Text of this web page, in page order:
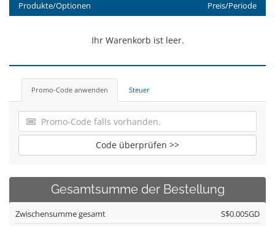
Produkte/Optionen Preis/Periode
Ihr Warenkorb ist leer.
Promo-Code anwenden Steuer
Code überprüfen >>
Gesamtsumme der Bestellung
Zwischensumme gesamt S$0.00SGD